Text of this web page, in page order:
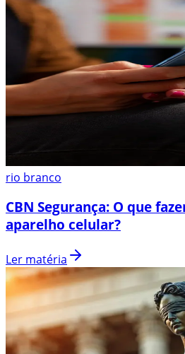
rio branco
CBN Segurança: O que
aparelho celular?
Ler matéria